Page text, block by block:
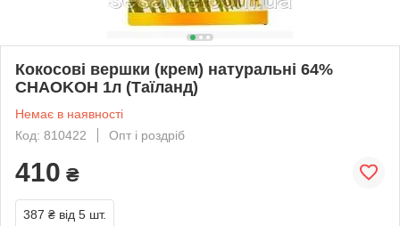
Кокосові вершки (крем) натуральні 64%
CHAOKOH 1л (Таїланд)
Немає в наявності
Код: 810422
Опт і роздріб
410 ₴
387 ₴ від 5 шт.